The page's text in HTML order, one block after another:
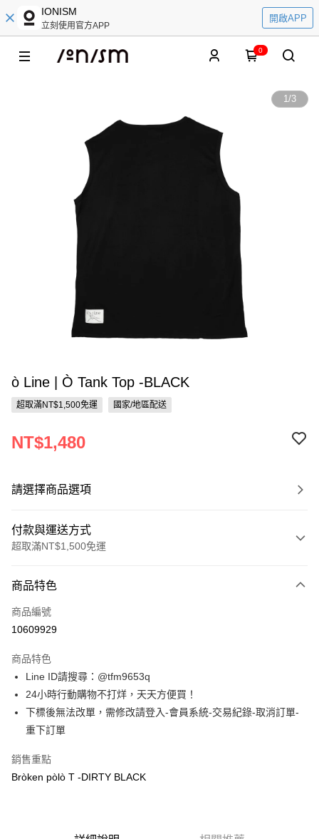
IONISM
立刻使用官方APP
開啟APP
0
1/3
ò Line | Ò Tank Top -BLACK
超取滿NT$1,500免運 國家/地區配送
NT$1,480
請選擇商品選項
付款與運送方式
超取滿NT$1,500免運
信用卡一次付款
信用卡分期付款
合作金庫商業銀行
華南商業銀行
上海商業儲蓄銀行
台北富邦商業銀行
國泰世華商業銀行
兆豐國際商業銀行
臺灣中小企業銀行
聯邦商業銀行
玉山商業銀行
超商取貨付款
LINE Pay
Apple Pay
悠遊付
【關於「AFTEE先享後付」】
商品特色
商品編號
10609929
商品特色
Line ID請搜尋：@tfm9653q
24小時行動購物不打烊，天天方便買！
下標後無法改單，需修改請登入-會員系統-交易紀錄-取消訂單-
重下訂單
銷售重點
Bròken pòlò T -DIRTY BLACK